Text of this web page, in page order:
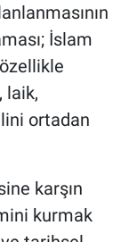
İslam
laik,
ortadan
karşın
kurmak